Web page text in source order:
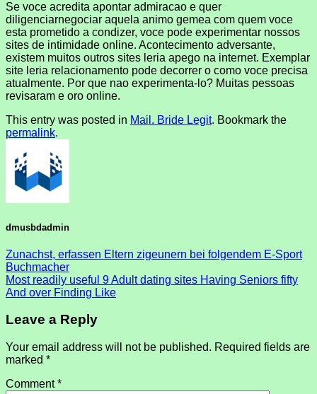
Se voce acredita apontar admiracao e quer
diligenciarnegociar aquela animo gemea com quem voce
esta prometido a condizer, voce pode experimentar nossos
sites de intimidade online. Acontecimento adversante,
existem muitos outros sites leria apego na internet. Exemplar
site leria relacionamento pode decorrer o como voce precisa
atualmente. Por que nao experimenta-lo? Muitas pessoas
revisaram e oro online.
This entry was posted in Mail. Bride Legit. Bookmark the
permalink.
dmusbdadmin
Zunachst, erfassen Eltern zigeunern bei folgendem E-Sport
Buchmacher
Most readily useful 9 Adult dating sites Having Seniors fifty
And over Finding Like
Leave a Reply
Your email address will not be published. Required fields are
marked *
Comment*